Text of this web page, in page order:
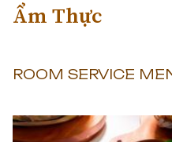
Ẩm Thực
ROOM SERVICE